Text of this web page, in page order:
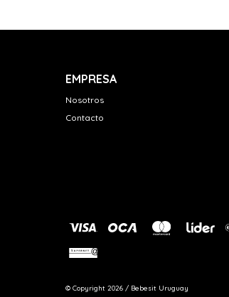
EMPRESA
Nosotros
Contacto
© Copyright 2026 / Bebesit Uruguay